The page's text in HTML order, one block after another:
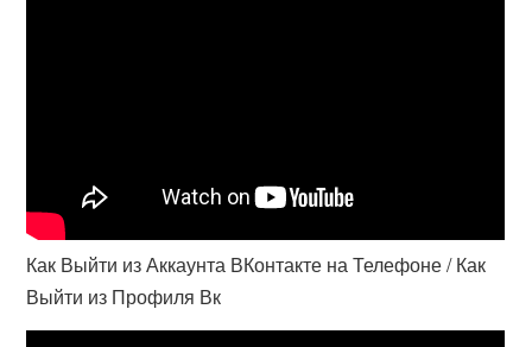
Как Выйти из Аккаунта ВКонтакте на Телефоне / Как
Выйти из Профиля Вк